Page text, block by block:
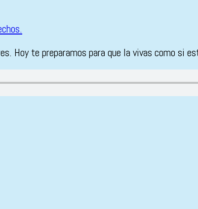
Hoy te preparamos para que la vivas como si